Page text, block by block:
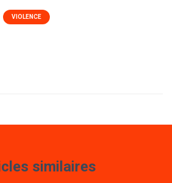
VIOLENCE
similaires